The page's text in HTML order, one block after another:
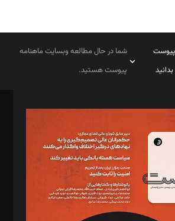
پیوست
شما در حال مطالعه وبسایت ماهنامه
پیوست هستید.
رجبی
ایپکچی